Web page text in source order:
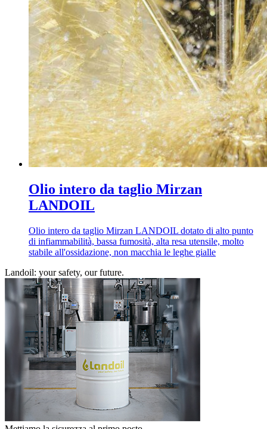
Olio intero da taglio Mirzan
LANDOIL
Olio intero da taglio Mirzan LANDOIL dotato di alto punto
di infiammabilità, bassa fumosità, alta resa utensile, molto
stabile all'ossidazione, non macchia le leghe gialle
Landoil: your safety, our future.